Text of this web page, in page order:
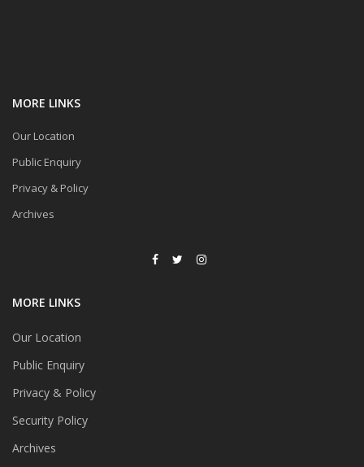
MORE LINKS
Our Location
Public Enquiry
Privacy & Policy
Archives
MORE LINKS
Our Location
Public Enquiry
Privacy & Policy
Security Policy
Archives